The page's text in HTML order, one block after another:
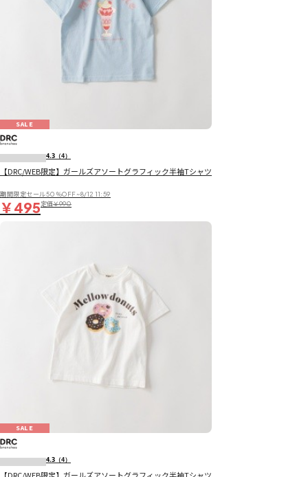
SALE
4.3 （4）
【DRC/WEB限定】ガールズアソートグラフィック半袖Tシャツ
期間限定セール50％OFF~8/12 11:59
￥495定価￥990
SALE
4.3 （4）